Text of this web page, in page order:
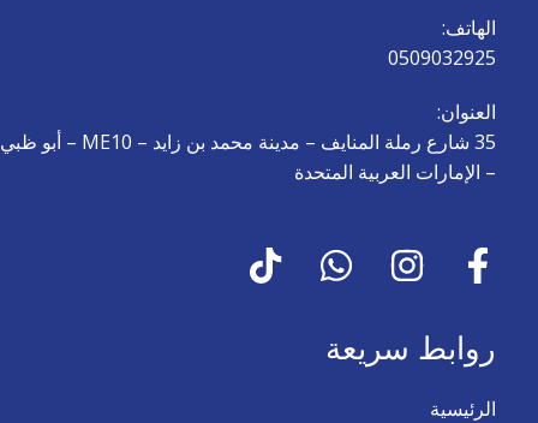
الهاتف:
0509032925
العنوان:
35 شارع رملة المنايف – مدينة محمد بن زايد – ME10 – أبو ظبي
– الإمارات العربية المتحدة
روابط سريعة
الرئيسية